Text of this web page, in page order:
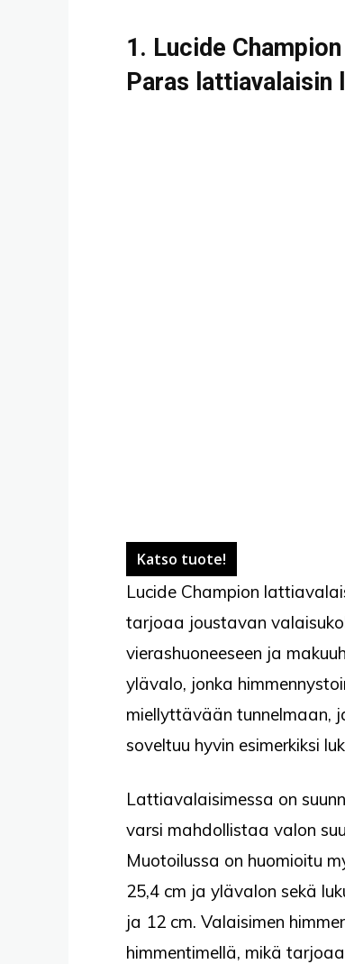
1. Lucide
Paras lattiavalaisin
Katso tuote!
Lucide Champion
tarjoaa joustavan
vierashuoneeseen ja
ylävalo, jonka
miellyttävään tunnelmaan,
soveltuu hyvin esimerkiksi
Lattiavalaisimessa on
varsi mahdollistaa valon
Muotoilussa on huomioitu
25,4 cm ja ylävalon sekä
ja 12 cm. Valaisimen
himmentimellä, mikä